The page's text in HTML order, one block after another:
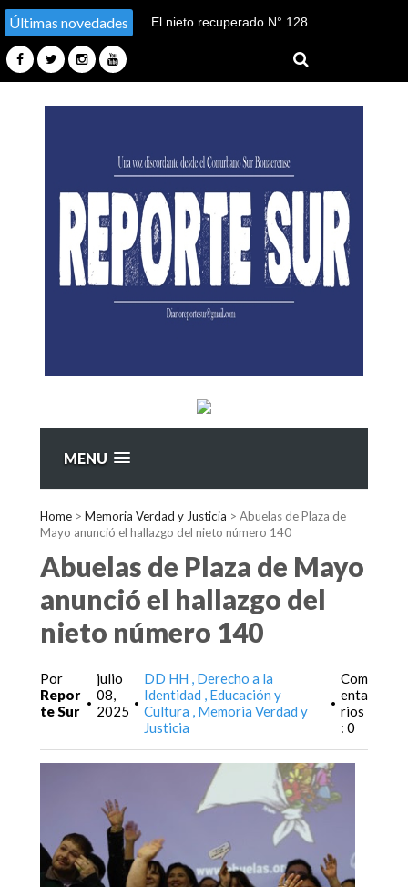
Últimas novedades
El nieto recuperado N° 128
sustracción y sustitución de
identidad en Tucumán
MENU
Home > Memoria Verdad y Justicia > Abuelas de Plaza de
Mayo anunció el hallazgo del nieto número 140
Abuelas de Plaza de Mayo
anunció el hallazgo del
nieto número 140
Por
Repor
te Sur
•
julio
08,
2025 •
DD HH
Derecho a la
Identidad
Educación y
Cultura
Memoria Verdad y
Justicia
•
Com
enta
rios
: 0